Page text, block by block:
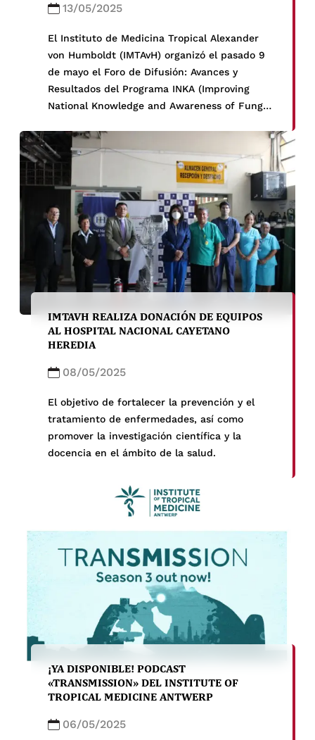
13/05/2025
El Instituto de Medicina Tropical Alexander
von Humboldt (IMTAvH) organizó el pasado 9
de mayo el Foro de Difusión: Avances y
Resultados del Programa INKA (Improving
National Knowledge and Awareness of Fungal
Conocimiento y la Conciencia sobre las
Infecciones Fúngicas en el Perú). Esta
iniciativa, financiada por los Centros […]
IMTAVH REALIZA DONACIÓN DE EQUIPOS
AL HOSPITAL NACIONAL CAYETANO
HEREDIA
08/05/2025
El objetivo de fortalecer la prevención y el
tratamiento de enfermedades, así como
promover la investigación científica y la
docencia en el ámbito de la salud.
¡YA DISPONIBLE! PODCAST
«TRANSMISSION» DEL INSTITUTE OF
TROPICAL MEDICINE ANTWERP
06/05/2025